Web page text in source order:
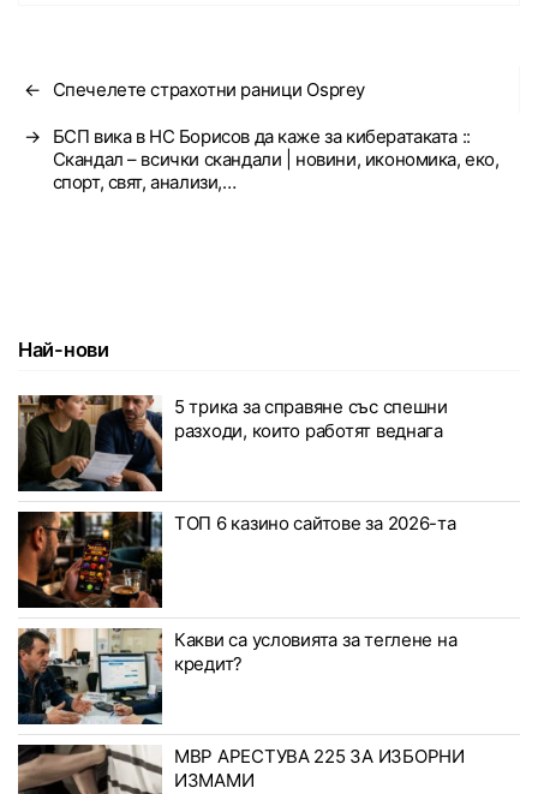
← Спечелете страхотни раници Osprey
→
БСП вика в НС Борисов да каже за кибератаката ::
Скандал – всички скандали | новини, икономика, еко,
спорт, свят, анализи,…
Най-нови
5 трика за справяне със спешни
разходи, които работят веднага
ТОП 6 казино сайтове за 2026-та
Какви са условията за теглене на
кредит?
МВР АРЕСТУВА 225 ЗА ИЗБОРНИ
ИЗМАМИ